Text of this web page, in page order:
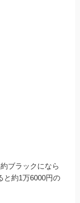
ブラックになら
と約1万6000円の